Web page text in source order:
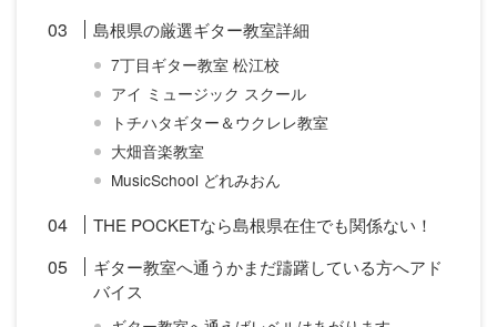
島根県の厳選ギター教室詳細
7丁目ギター教室 松江校
アイ ミュージック スクール
トチハタギター＆ウクレレ教室
大畑音楽教室
MusicSchool どれみおん
THE POCKETなら島根県在住でも関係ない！
ギター教室へ通うかまだ躊躇している方へアド
バイス